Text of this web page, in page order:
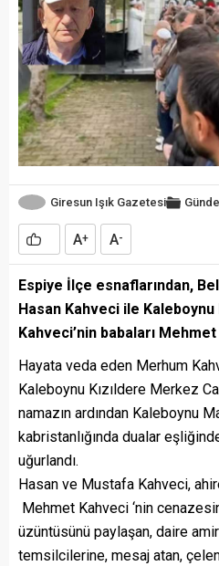
Giresun Işık Gazetesi
A+ A-
Espiye İlçe esnaflarından,
Hasan Kahveci ile
Kahveci’nin babaları
Hayata veda eden Merhum
Kaleboynu Kızıldere Merkez
namazın ardından Kaleboynu
kabristanlığında dualar
uğurlandı.
Hasan ve Mustafa Kahveci,
Mehmet Kahveci ‘nin
üzüntüsünü paylaşan, daire
temsilcilerine, mesaj atan,